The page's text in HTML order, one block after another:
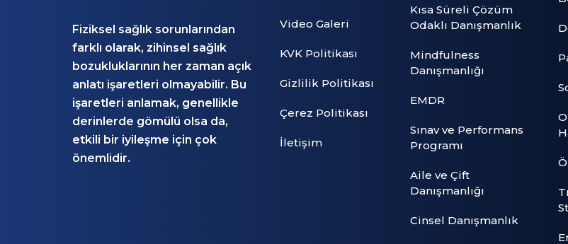
Fiziksel sağlık sorunlarından
farklı olarak, zihinsel sağlık
bozukluklarının her zaman açık
anlatı işaretleri olmayabilir. Bu
işaretleri anlamak, genellikle
derinlerde gömülü olsa da,
etkili bir iyileşme için çok
önemlidir.
Video Galeri
KVK Politikası
Gizlilik Politikası
Çerez Politikası
İletişim
Kısa Süreli Çözüm
Odaklı Danışmanlık
Mindfulness
Danışmanlığı
EMDR
Sınav ve Performans
Programı
Aile ve Çift
Danışmanlığı
Cinsel Danışmanlık